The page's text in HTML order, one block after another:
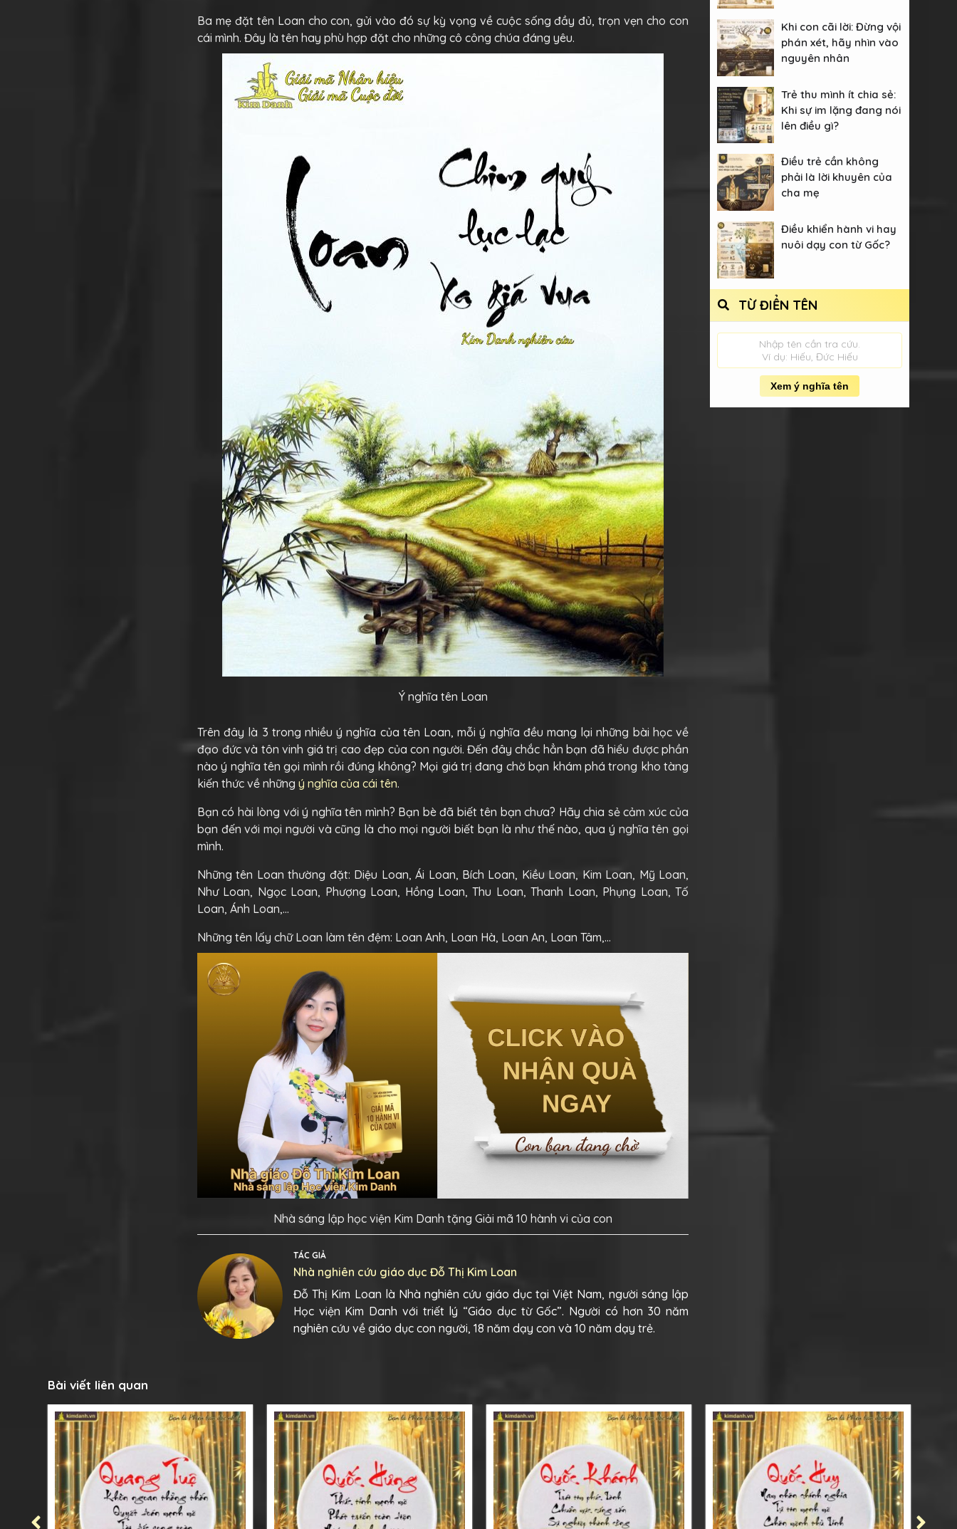
Ba mẹ đặt tên Loan cho con, gửi vào đó sự kỳ vọng về cuộc sống đầy đủ, trọn vẹn cho con
cái mình. Đây là tên hay phù hợp đặt cho những cô công chúa đáng yêu.
Ý nghĩa tên Loan
Trên đây là 3 trong nhiều ý nghĩa của tên Loan, mỗi ý nghĩa đều mang lại những bài học về
đạo đức và tôn vinh giá trị cao đẹp của con người. Đến đây chắc hẳn bạn đã hiểu được phần
nào ý nghĩa tên gọi mình rồi đúng không? Mọi giá trị đang chờ bạn khám phá trong kho tàng
kiến thức về những ý nghĩa của cái tên.
Bạn có hài lòng với ý nghĩa tên mình? Bạn bè đã biết tên bạn chưa? Hãy chia sẻ cảm xúc của
bạn đến với mọi người và cũng là cho mọi người biết bạn là như thế nào, qua ý nghĩa tên gọi
mình.
Những tên Loan thường đặt: Diệu Loan, Ái Loan, Bích Loan, Kiều Loan, Kim Loan, Mỹ Loan,
Như Loan, Ngọc Loan, Phượng Loan, Hồng Loan, Thu Loan, Thanh Loan, Phụng Loan, Tố
Loan, Ánh Loan,…
Những tên lấy chữ Loan làm tên đệm: Loan Anh, Loan Hà, Loan An, Loan Tâm,…
Nhà sáng lập học viện Kim Danh tặng Giải mã 10 hành vi của con
TÁC GIẢ
Nhà nghiên cứu giáo dục Đỗ Thị Kim Loan
Đỗ Thị Kim Loan là Nhà nghiên cứu giáo dục tại Việt Nam, người sáng lập
Học viện Kim Danh với triết lý “Giáo dục từ Gốc”. Người có hơn 30 năm
nghiên cứu về giáo dục con người, 18 năm dạy con và 10 năm dạy trẻ.
Khi con cãi lời: Đừng vội
phán xét, hãy nhìn vào
nguyên nhân
Trẻ thu mình ít chia sẻ:
Khi sự im lặng đang nói
lên điều gì?
Điều trẻ cần không
phải là lời khuyên của
cha mẹ
Điều khiển hành vi hay
nuôi dạy con từ Gốc?
TỪ ĐIỂN TÊN
Nhập tên cần tra cứu.
Ví dụ: Hiếu, Đức Hiếu
Xem ý nghĩa tên
Bài viết liên quan